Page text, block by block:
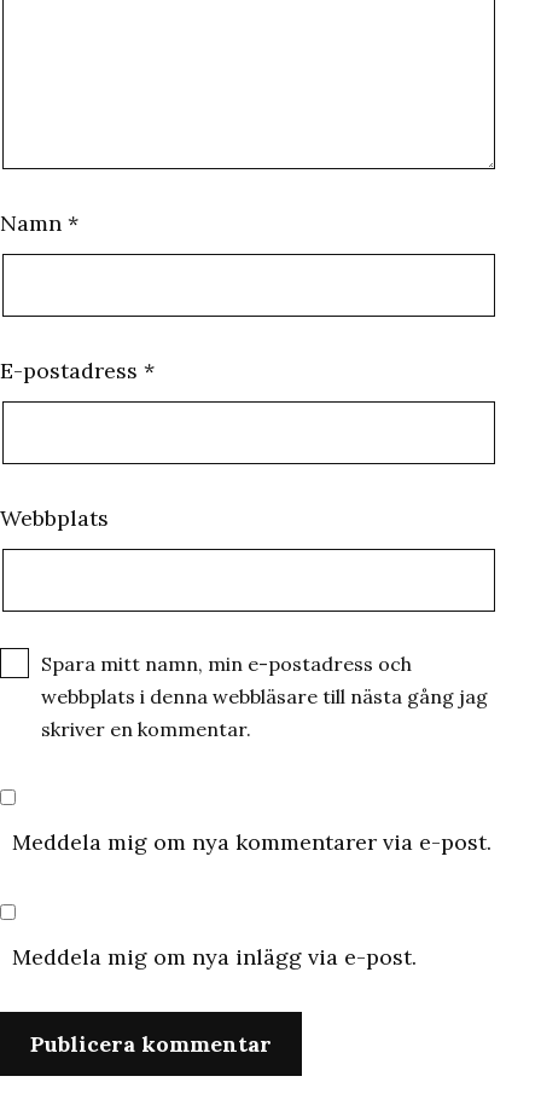
Namn *
E-postadress *
Webbplats
Spara mitt namn, min e-postadress och
webbplats i denna webbläsare till nästa gång jag
skriver en kommentar.
Meddela mig om nya kommentarer via e-post.
Meddela mig om nya inlägg via e-post.